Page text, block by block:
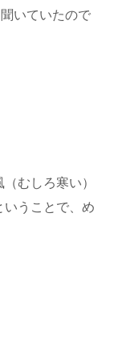
いていたので
むしろ寒い）
いうことで、め